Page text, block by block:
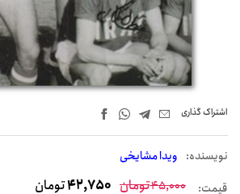
اشتراک‌ گذاری
نويسنده: ویدا مشایخی
قیمت: 45,000تومان 42,750تومان